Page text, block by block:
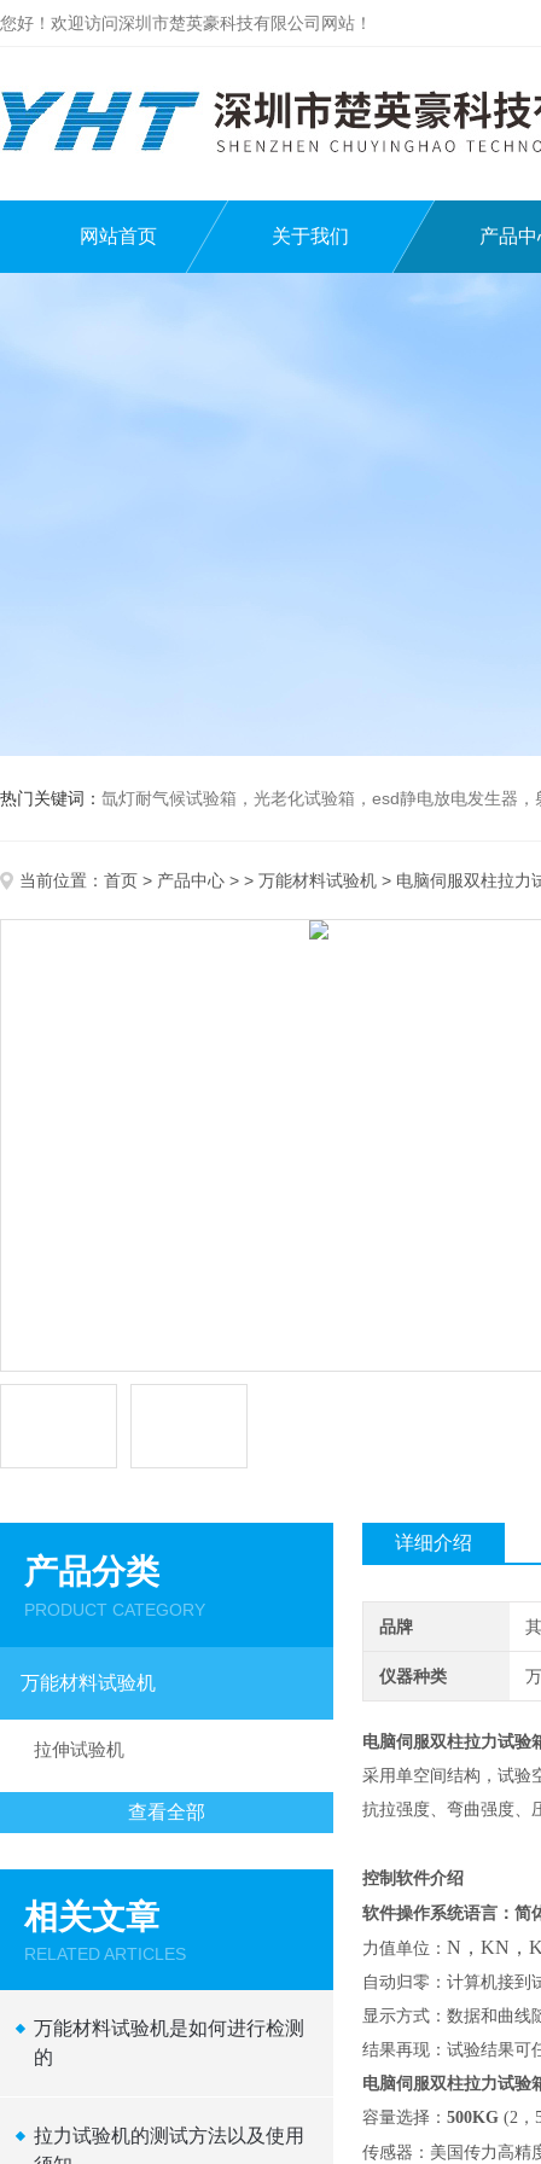
您好！欢迎访问深圳市楚英豪科技有限公司网站！
网站首页 关于我们 产品中
热门关键词： 氙灯耐气候试验箱，光老化试验箱，esd静电放电发生器
当前位置： 首页 > 产品中心 > > 万能材料试验机 > 电脑伺服双柱拉力
产品分类
PRODUCT CATEGORY
万能材料试验机
拉伸试验机
查看全部
相关文章
RELATED ARTICLES
万能材料试验机是如何进行检测
的
拉力试验机的测试方法以及使用
详细介绍
品牌
仪器种类
电脑伺服双柱拉力试验
采用单空间结构，试验
抗拉强度、弯曲强度、
控制软件介绍
软件操作系统语言：简
力值单位： N，KN，
自动归零：计算机接到
显示方式：数据和曲线
结果再现：试验结果可
电脑伺服双柱拉力试验
容量选择： 500KG (2，
传感器：美国传力高精